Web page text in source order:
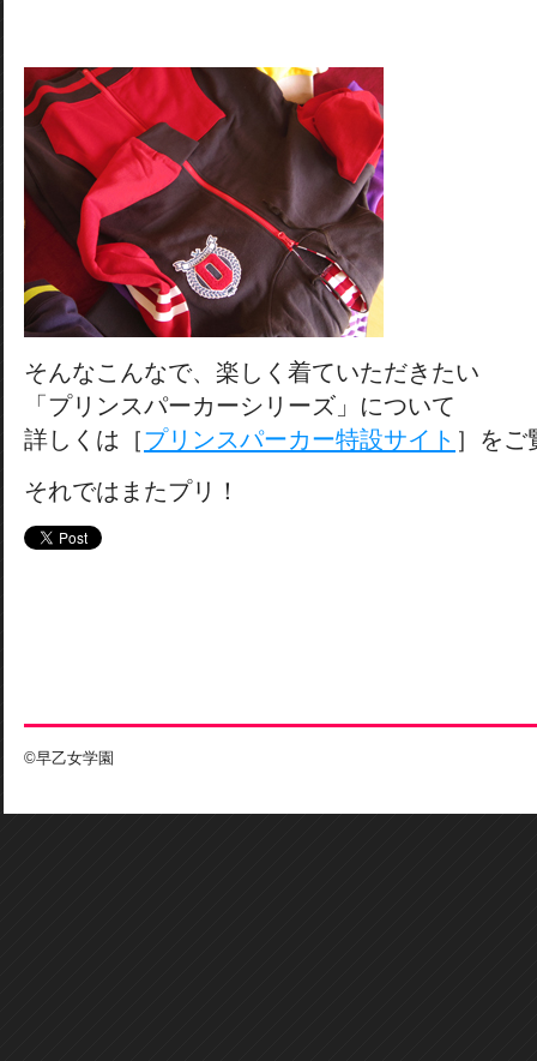
そんなこんなで、楽しく着ていただきたい
「プリンスパーカーシリーズ」について
詳しくは［プリンスパーカー特設サイト ］をご
それではまたプリ！
©早乙女学園